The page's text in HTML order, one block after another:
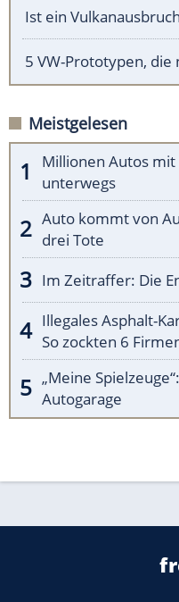
Ist ein
5 VW-Prototypen,
Meistgelesen
Millionen Autos
unterwegs
Auto kommt von
drei Tote
Im Zeitraffer: Die
Illegales Asphalt-
So zockten 6
„Meine
Autogarage